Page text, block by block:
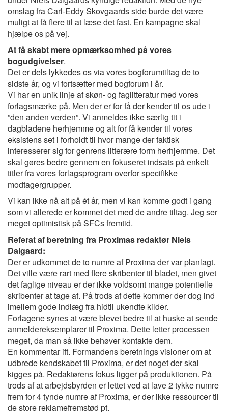
omslag fra Carl-Eddy Skovgaards side burde det være
muligt at få flere til at læse det fast. En kampagne skal
hjælpe os på vej.
At få skabt mere opmærksomhed på vores
bogudgivelser.
Det er dels lykkedes os via vores bogforumtiltag de to
sidste år, og vi fortsætter med bogforum i år.
Vi har en unik linje af skøn- og faglitteratur med vores
forlagsmærke på. Men der er for få der kender til os ude i
”den anden verden”. Vi anmeldes ikke særlig tit i
dagbladene herhjemme og alt for få kender til vores
eksistens set i forholdt til hvor mange der faktisk
interesserer sig for genrens litterære form herhjemme. Det
skal gøres bedre gennem en fokuseret indsats på enkelt
titler fra vores forlagsprogram overfor specifikke
modtagergrupper.
Vi kan ikke nå alt på ét år, men vi kan komme godt i gang
som vi allerede er kommet det med de andre tiltag. Jeg ser
meget optimistisk på SFCs fremtid.
Referat af beretning fra Proximas redaktør Niels
Dalgaard:
Der er udkommet de to numre af Proxima der var planlagt.
Det ville være rart med flere skribenter til bladet, men givet
det faglige niveau er der ikke voldsomt mange potentielle
skribenter at tage af. På trods af dette kommer der dog ind
imellem gode indlæg fra hidtil ukendte kilder.
Forlagene synes at være blevet bedre til at huske at sende
anmeldereksemplarer til Proxima. Dette letter processen
meget, da man så ikke behøver kontakte dem.
En kommentar ift. Formandens beretnings visioner om at
udbrede kendskabet til Proxima, er det noget der skal
kigges på. Redaktørens fokus ligger på produktionen. På
trods af at arbejdsbyrden er lettet ved at lave 2 tykke numre
frem for 4 tynde numre af Proxima, er der ikke ressourcer til
de store reklamefremstød pt.